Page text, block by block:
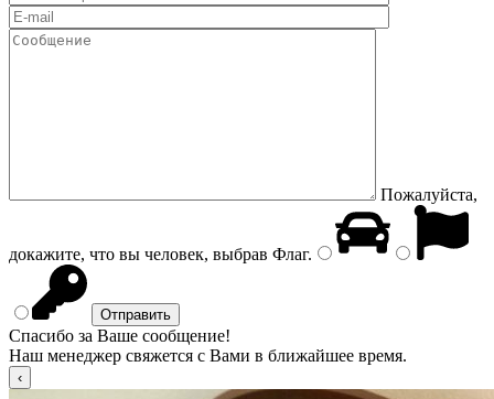
Пожалуйста,
докажите, что вы человек, выбрав Флаг.
Спасибо за Ваше сообщение!
Наш менеджер свяжется с Вами в ближайшее время.